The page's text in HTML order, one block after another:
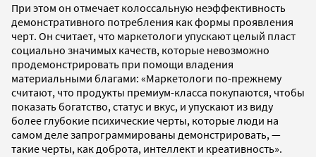
При этом он отмечает колоссальную неэффективность
демонстративного потребления как формы проявления
черт. Он считает, что маркетологи упускают целый пласт
социально значимых качеств, которые невозможно
продемонстрировать при помощи владения
материальными благами: «Маркетологи по-прежнему
считают, что продукты премиум-класса покупаются, чтобы
показать богатство, статус и вкус, и упускают из виду
более глубокие психические черты, которые люди на
самом деле запрограммированы демонстрировать, —
такие черты, как доброта, интеллект и креативность».